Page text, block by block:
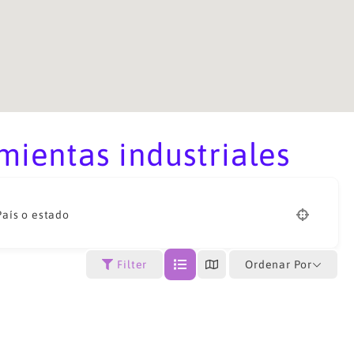
industriales
o estado
Filter Ordenar Por